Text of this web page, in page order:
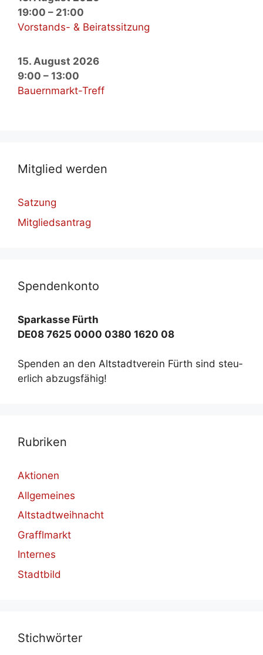
19:00 – 21:00
Vorstands- & Beiratssitzung
15. August 2026
9:00 – 13:00
Bauernmarkt-Treff
Mit­glied wer­den
Satzung
Mitgliedsantrag
Spen­den­kon­to
Spar­kas­se Fürth
DE08 7625 0000 0380 1620 08
Spen­den an den Alt­stadt­ver­ein Fürth sind steu­
er­lich ab­zugs­fä­hig!
Ru­bri­ken
Aktionen
Allgemeines
Altstadtweihnacht
Grafflmarkt
Internes
Stadtbild
Stich­wör­ter